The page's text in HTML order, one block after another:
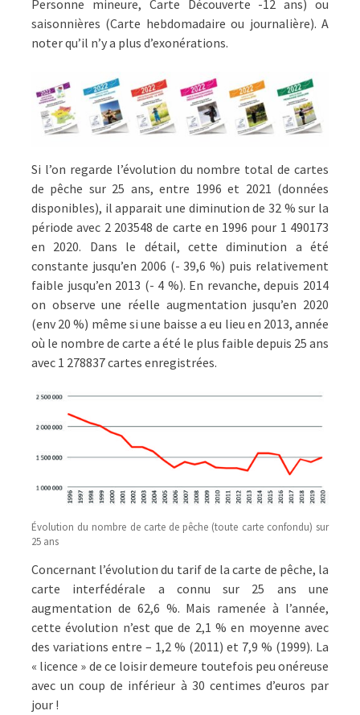
Personne mineure, Carte Découverte -12 ans) ou
saisonnières (Carte hebdomadaire ou journalière). A
noter qu’il n’y a plus d’exonérations.
Si l’on regarde l’évolution du nombre total de cartes
de pêche sur 25 ans, entre 1996 et 2021 (données
disponibles), il apparait une diminution de 32 % sur la
période avec 2 203548 de carte en 1996 pour 1 490173
en 2020. Dans le détail, cette diminution a été
constante jusqu’en 2006 (- 39,6 %) puis relativement
faible jusqu’en 2013 (- 4 %). En revanche, depuis 2014
on observe une réelle augmentation jusqu’en 2020
(env 20 %) même si une baisse a eu lieu en 2013, année
où le nombre de carte a été le plus faible depuis 25 ans
avec 1 278837 cartes enregistrées.
Évolution du nombre de carte de pêche (toute carte confondu) sur
25 ans
Concernant l’évolution du tarif de la carte de pêche, la
carte interfédérale a connu sur 25 ans une
augmentation de 62,6 %. Mais ramenée à l’année,
cette évolution n’est que de 2,1 % en moyenne avec
des variations entre – 1,2 % (2011) et 7,9 % (1999). La
« licence » de ce loisir demeure toutefois peu onéreuse
avec un coup de inférieur à 30 centimes d’euros par
jour !